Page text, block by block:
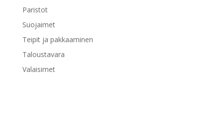
Paristot
Suojaimet
Teipit ja pakkaaminen
Taloustavara
Valaisimet